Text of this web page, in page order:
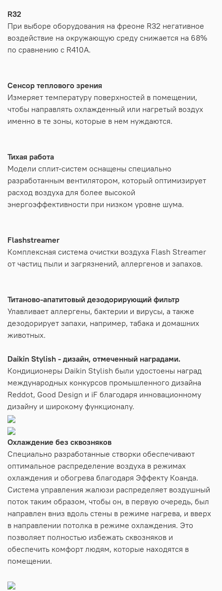
R32
При выборе оборудования на фреоне R32 негативное
воздействие на окружающую среду снижается на 68%
по сравнению с R410A.
Сенсор теплового зрения
Измеряет температуру поверхностей в помещении,
чтобы направлять охлажденный или нагретый воздух
именно в те зоны, которые в нем нуждаются.
Тихая работа
Модели сплит-систем оснащены специально
разработанным вентилятором, который оптимизирует
расход воздуха для более высокой
энергоэффективности при низком уровне шума.
Flashstreamer
Комплексная система очистки воздуха Flash Streamer
от частиц пыли и загрязнений, аллергенов и запахов.
Титаново-апатитовый дезодорирующий фильтр
Улавливает аллергены, бактерии и вирусы, а также
дезодорирует запахи, например, табака и домашних
животных.
Daikin Stylish - дизайн, отмеченный наградами.
Кондиционеры Daikin Stylish были удостоены наград
международных конкурсов промышленного дизайна
Reddot, Good Design и iF благодаря инновационному
дизайну и широкому функционалу.
Охлаждение без сквозняков
Специально разработанные створки обеспечивают
оптимальное распределение воздуха в режимах
охлаждения и обогрева благодаря Эффекту Коанда.
Система управления жалюзи распределяет воздушный
поток таким образом, чтобы он, в первую очередь, был
направлен вниз вдоль стены в режиме нагрева, и вверх
в направлении потолка в режиме охлаждения. Это
позволяет полностью избежать сквозняков и
обеспечить комфорт людям, которые находятся в
помещении.